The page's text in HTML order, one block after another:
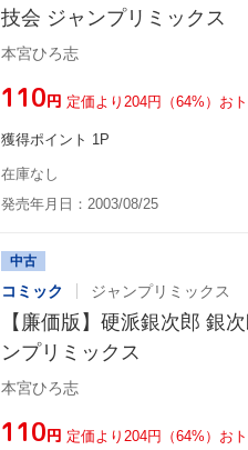
技会 ジャンプリミックス
本宮ひろ志
¥110円 定価より204円（64%）お
獲得ポイント 1P
在庫なし
発売年月日：2003/08/25
中古
コミック ジャンプリミックス
【廉価版】硬派銀次郎 銀
ンプリミックス
本宮ひろ志
¥110円 定価より204円（64%）お